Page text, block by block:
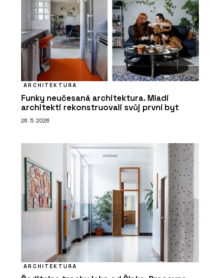
ARCHITEKTURA
Funky neučesaná architektura. Mladí
architekti rekonstruovali svůj první byt
26. 5. 2026
ARCHITEKTURA